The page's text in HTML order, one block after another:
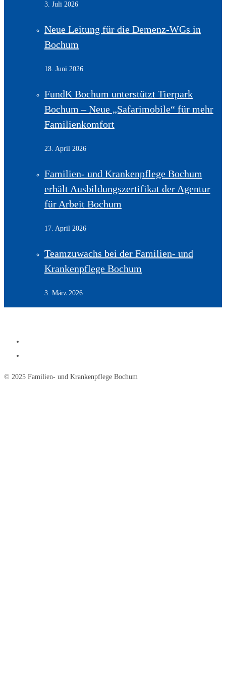
3. Juli 2026
Neue Leitung für die Demenz-WGs in
Bochum
18. Juni 2026
FundK Bochum unterstützt Tierpark
Bochum – Neue „Safarimobile“ für mehr
Familienkomfort
23. April 2026
Familien- und Krankenpflege Bochum
erhält Ausbildungszertifikat der Agentur
für Arbeit Bochum
17. April 2026
Teamzuwachs bei der Familien- und
Krankenpflege Bochum
3. März 2026
© 2025 Familien- und Krankenpflege Bochum